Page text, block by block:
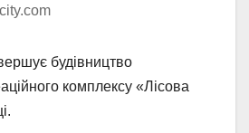
будівництво
комплексу «Лісова